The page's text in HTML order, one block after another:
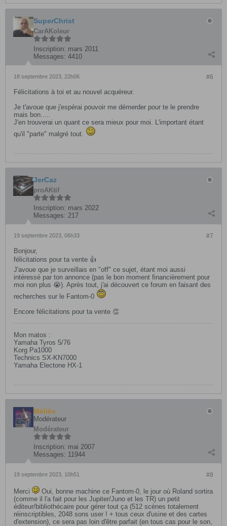
SuperChrist
CarAKoleur
Inscription: mars 2011
Messages: 4410
#6
18 septembre 2023, 22h06
Félicitations à toi et au nouvel acquéreur.
Je t'avoue que j'espérai pouvoir me démerder pour te le prendre
mais bon.....
J'en trouverai un quant ce sera mieux pour moi. L'important étant
qu'il "parte" malgré tout.
JerCaz
proAKtif
Inscription: mars 2022
Messages: 217
#7
19 septembre 2023, 06h33
Bonjour,
félicitations pour ta vente 👍
J'avoue que je surveillais en "off" ce sujet, étant moi aussi
intéressé par ton annonce (pas le bon moment financièrement pour
moi non plus 😭). Après tout, j'ai découvert ce forum en faisant des
recherches sur le Fantom-0
Encore félicitations pour ta vente 👏
Mon matos :
Yamaha Tyros 5/76
Korg Pa1000
Technics SX-KN7000
Yamaha Electone HX-1
Méliès
Modérateur
Modérateur
Inscription: mai 2007
Messages: 11944
#8
19 septembre 2023, 10h51
Merci
Oui, bonne machine ce Fantom-0, le jour où Roland sortira
(comme il l'a fait pour les Jupiter/Juno et les TR) un petit
éditeur/bibliothécaire pour gérer tout ça (512 scènes totalement
réinscriptibles, 2048 sons user ! + tous ceux d'usine et des cartes
d'extension), ce sera pas loin d'être parfait (en tous cas pour le son,